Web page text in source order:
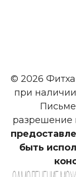
© 2026
при
разрешение
быть